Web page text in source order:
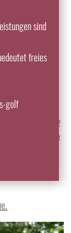
sind
freies
golf
Berg, Wasser
wir dann ganz
eine ganze
deftiger